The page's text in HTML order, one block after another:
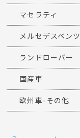
マセラティ
メルセデスベンツ
ランドローバー
国産車
欧州車-その他